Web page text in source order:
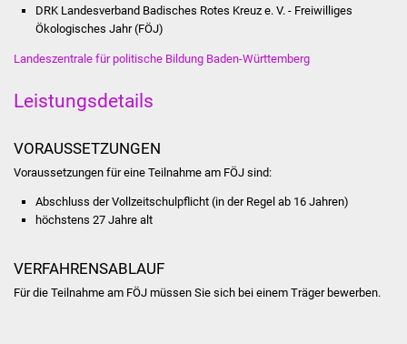
Bürgerinfos
Bildung
DRK Landesverband Badisches Rotes Kreuz e. V. - Freiwilliges
Ökologisches Jahr (FÖJ)
Landeszentrale für politische Bildung Baden-Württemberg
Leistungsdetails
VORAUSSETZUNGEN
Voraussetzungen für eine Teilnahme am FÖJ sind:
Abschluss der Vollzeitschulpflicht (in der Regel ab 16 Jahren)
höchstens 27 Jahre alt
VERFAHRENSABLAUF
Für die Teilnahme am FÖJ müssen Sie sich bei einem Träger bewerben.